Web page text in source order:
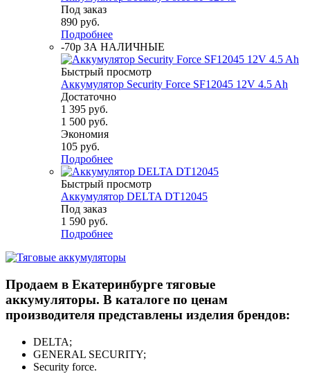
Под заказ
890 руб.
Подробнее
-70р ЗА НАЛИЧНЫЕ
Быстрый просмотр
Аккумулятор Security Force SF12045 12V 4.5 Ah
Достаточно
1 395 руб.
1 500 руб.
Экономия
105 руб.
Подробнее
Быстрый просмотр
Аккумулятор DELTA DT12045
Под заказ
1 590 руб.
Подробнее
Продаем в Екатеринбурге тяговые
аккумуляторы. В каталоге по ценам
производителя представлены изделия брендов:
DELTA;
GENERAL SECURITY;
Security force.